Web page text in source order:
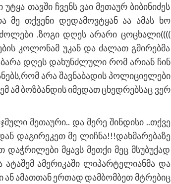
თავში ჩვენს ვაი მეთაურ ბიბინიძეს
მე თქვენი დედამოვტყან აა ამას ხო
.ზოგი დღეს არარი ცოცხალი((((
კოლონამ უკან და ძალათ გმირებმა
დღეს დახუნძლული რომ არიან ჩინ
არა შავნაბადის პოლიციელები
ამ ბოზბანდის იმედათ ცხედრებსაც ვერ
მეთაური.. და მერე შინდისი ..თქვე
დაგირეკეთ მე ლიჩნა!!!დახმარებაზე
მყავს მეთქი მეც მსუბუქად
ამერიკაში ლიპარტელიანმა და
ამათთან ერთად დამბომბეთ მტრებიც